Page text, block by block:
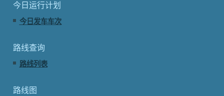
今日运行计划
今日发车车次
路线查询
路线列表
路线图